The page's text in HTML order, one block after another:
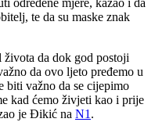
određene mjere, kazao i da
te da su maske znak
da dok god postoji
da ovo ljeto pređemo u
biti važno da se cijepimo
kad ćemo živjeti kao i prije
je Đikić na N1 .